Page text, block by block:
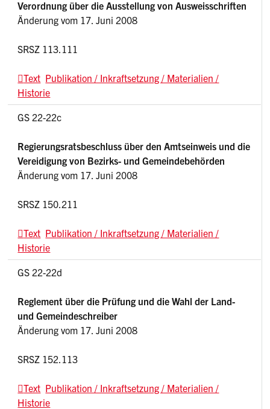
Verordnung über die Ausstellung von Ausweisschriften
Änderung vom 17. Juni 2008
SRSZ 113.111
Text Publikation / Inkraftsetzung / Materialien /
Historie
GS 22-22c
Regierungsratsbeschluss über den Amtseinweis und die
Vereidigung von Bezirks- und Gemeindebehörden
Änderung vom 17. Juni 2008
SRSZ 150.211
Text Publikation / Inkraftsetzung / Materialien /
Historie
GS 22-22d
Reglement über die Prüfung und die Wahl der Land-
und Gemeindeschreiber
Änderung vom 17. Juni 2008
SRSZ 152.113
Text Publikation / Inkraftsetzung / Materialien /
Historie